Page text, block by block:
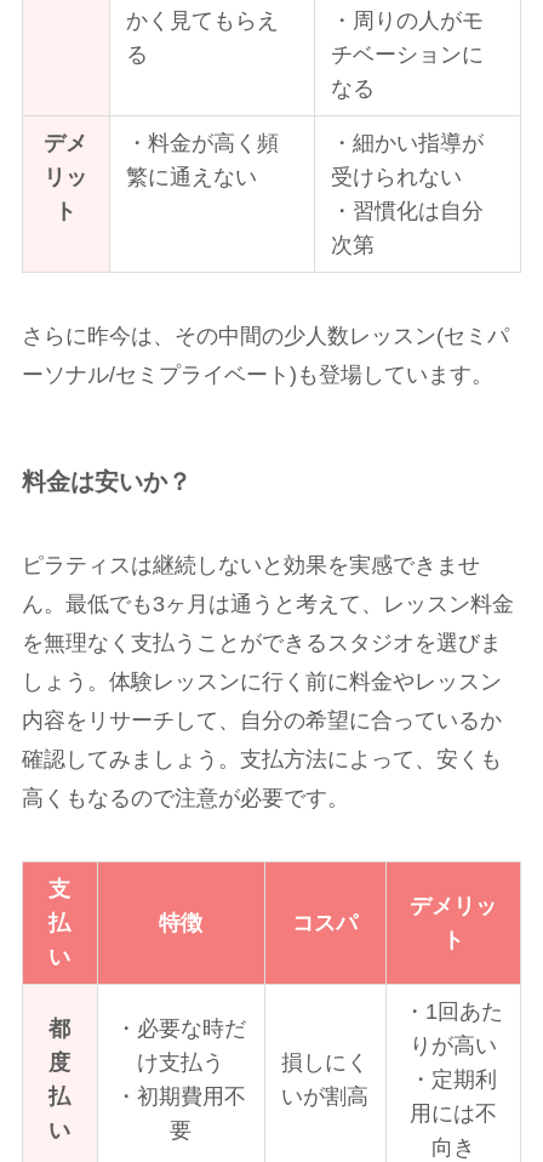
かく見てもらえ
る
・周りの人がモ
チベーションに
なる
デメ
リッ
ト
・料金が高く頻
繁に通えない
・細かい指導が
受けられない
・習慣化は自分
次第
さらに昨今は、その中間の少人数レッスン(セミパ
ーソナル/セミプライベート)も登場しています。
料金は安いか？
ピラティスは継続しないと効果を実感できませ
ん。最低でも3ヶ月は通うと考えて、レッスン料金
を無理なく支払うことができるスタジオを選びま
しょう。体験レッスンに行く前に料金やレッスン
内容をリサーチして、自分の希望に合っているか
確認してみましょう。支払方法によって、安くも
高くもなるので注意が必要です。
支
払
い
特徴 コスパ
デメリッ
ト
都
度
払
い
・必要な時だ
け支払う
・初期費用不
要
損しにく
いが割高
・1回あた
りが高い
・定期利
用には不
向き